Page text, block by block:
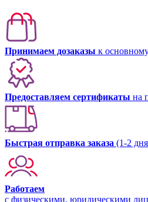
Принимаем дозаказы к
Предоставляем сертификаты на
Быстрая отправка заказа (1-2
Работаем
с физическими, юридическими